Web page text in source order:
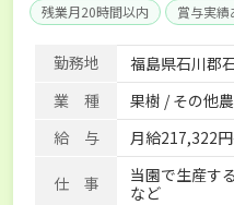
残業月20時間以内
賞与実績
社会保険完備
単身寮あり
勤務地
福島県石川郡
業 種
果樹 / その他
給 与
月給217,322
仕 事
当園で生産す
など